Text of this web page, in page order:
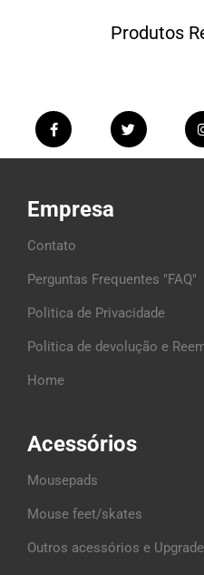
Produtos
Acessórios
Mousepads
Mouse feet/skates
Outros acessórios e
Empresa
Contato
Perguntas Frequentes "FAQ"
Politica de Privacidade
Politica de devolução e
Home